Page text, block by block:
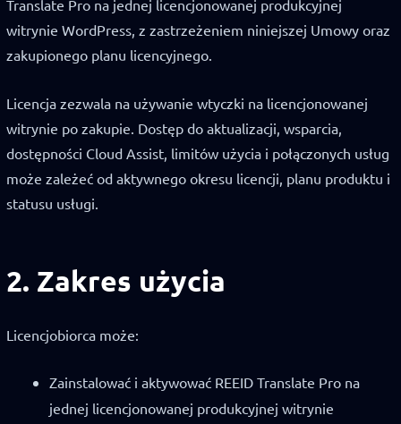
Translate Pro na jednej licencjonowanej produkcyjnej
witrynie WordPress, z zastrzeżeniem niniejszej Umowy oraz
zakupionego planu licencyjnego.
Licencja zezwala na używanie wtyczki na licencjonowanej
witrynie po zakupie. Dostęp do aktualizacji, wsparcia,
dostępności Cloud Assist, limitów użycia i połączonych usług
może zależeć od aktywnego okresu licencji, planu produktu i
statusu usługi.
2. Zakres użycia
Licencjobiorca może:
Zainstalować i aktywować REEID Translate Pro na
jednej licencjonowanej produkcyjnej witrynie